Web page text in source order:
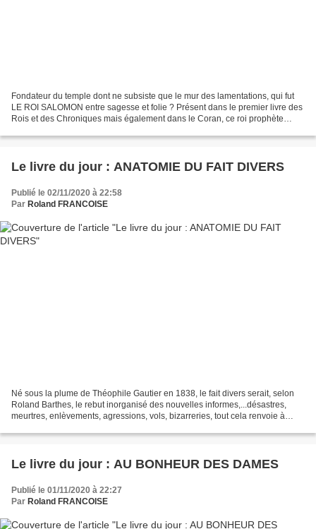
Fondateur du temple dont ne subsiste que le mur des lamentations, qui fut
LE ROI SALOMON entre sagesse et folie ? Présent dans le premier livre des
Rois et des Chroniques mais également dans le Coran, ce roi prophète
Le livre du jour : ANATOMIE DU FAIT DIVERS
Publié le 02/11/2020 à 22:58
Par Roland FRANCOISE
Né sous la plume de Théophile Gautier en 1838, le fait divers serait, selon
Roland Barthes, le rebut inorganisé des nouvelles informes,...désastres,
meurtres, enlèvements, agressions, vols, bizarreries, tout cela renvoie à
Le livre du jour : AU BONHEUR DES DAMES
Publié le 01/11/2020 à 22:27
Par Roland FRANCOISE